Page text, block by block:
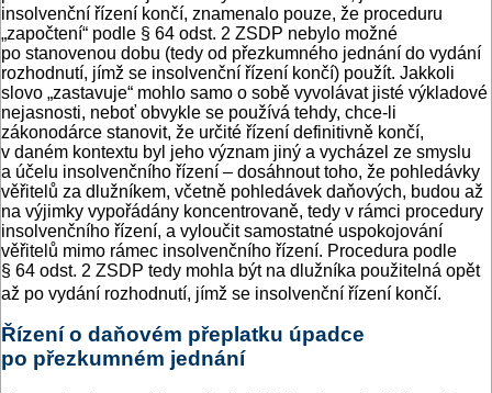
insolvenční řízení končí, znamenalo pouze, že proceduru
„započtení“ podle § 64 odst. 2 ZSDP nebylo možné
po stanovenou dobu (tedy od přezkumného jednání do vydání
rozhodnutí, jímž se insolvenční řízení končí) použít. Jakkoli
slovo „zastavuje“ mohlo samo o sobě vyvolávat jisté výkladové
nejasnosti, neboť obvykle se používá tehdy, chce-li
zákonodárce stanovit, že určité řízení definitivně končí,
v daném kontextu byl jeho význam jiný a vycházel ze smyslu
a účelu insolvenčního řízení – dosáhnout toho, že pohledávky
věřitelů za dlužníkem, včetně pohledávek daňových, budou až
na výjimky vypořádány koncentrovaně, tedy v rámci procedury
insolvenčního řízení, a vyloučit samostatné uspokojování
věřitelů mimo rámec insolvenčního řízení. Procedura podle
§ 64 odst. 2 ZSDP tedy mohla být na dlužníka použitelná opět
až po vydání rozhodnutí, jímž se insolvenční řízení končí.
Řízení o daňovém přeplatku úpadce
po přezkumném jednání